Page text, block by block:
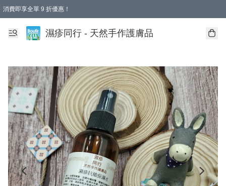
消費即享全單 9 折優惠！
濕疹同行 - 天然手作護膚品